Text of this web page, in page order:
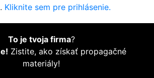
Kliknite sem pre prihlásenie.
To je tvoja firma?
Zistite, ako získať propagačné
materiály!